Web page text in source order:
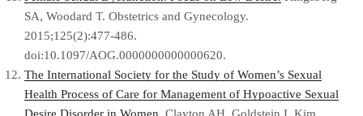
SA, Woodard T. Obstetrics and Gynecology.
2015;125(2):477-486.
doi:10.1097/AOG.0000000000000620.
The International Society for the Study of Women’s Sexual
Health Process of Care for Management of Hypoactive Sexual